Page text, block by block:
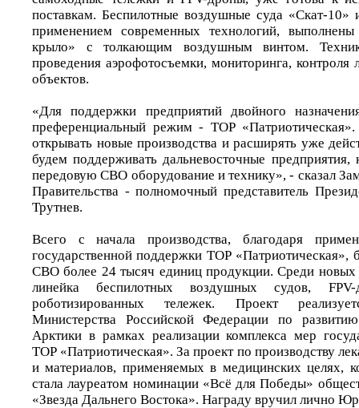
поставкам. Беспилотные воздушные суда «Скат-10»
применением современных технологий,
крыло» с толкающим воздушным винтом.
проведения аэрофотосъемки, мониторинга,
объектов.
«Для поддержки предприятий двойного
преференциальный режим - ТОР
открывать новые производства и расширять уже
будем поддерживать дальневосточные предприятия,
передовую СВО оборудование и технику», - сказал
Правительства - полномочный представитель
Трутнев.
Всего с начала производства, благодаря
государственной поддержки ТОР «Патриотическая»,
СВО более 24 тысяч единиц продукции. Среди новых
линейка беспилотных воздушных судов,
роботизированных тележек. Проект
Министерства Российской Федерации по
Арктики в рамках реализации комплекса мер
ТОР «Патриотическая». За проект по производству
и материалов, применяемых в медицинских целях,
стала лауреатом номинации «Всё для Победы»
«Звезда Дальнего Востока». Награду вручил лично